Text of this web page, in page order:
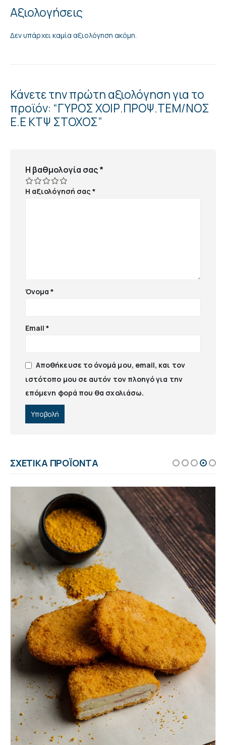
Αξιολογήσεις
Δεν υπάρχει καμία αξιολόγηση ακόμη.
Κάνετε την πρώτη αξιολόγηση για το
προϊόν: “ΓΥΡΟΣ ΧΟΙΡ.ΠΡΟΨ.ΤΕΜ/ΝΟΣ
Ε.Ε ΚΤΨ ΣΤΟΧΟΣ”
Η βαθμολογία σας*
Η αξιολόγησή σας*
Όνομα*
Email*
Αποθήκευσε το όνομά μου, email, και τον
ιστότοπο μου σε αυτόν τον πλοηγό για την
επόμενη φορά που θα σχολιάσω.
ΣΧΕΤΙΚΆ ΠΡΟΪΌΝΤΑ